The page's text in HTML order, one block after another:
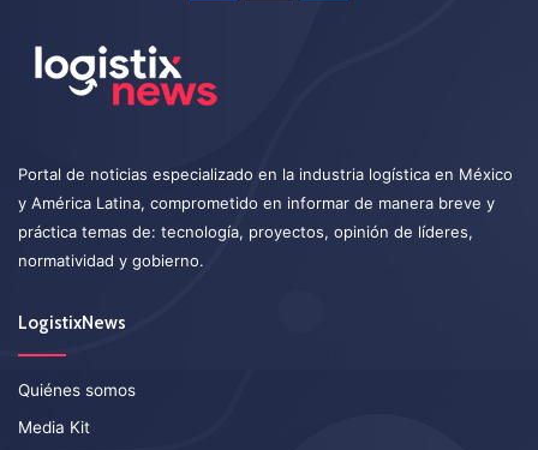
Portal de noticias especializado en la industria logística en México
y América Latina, comprometido en informar de manera breve y
práctica temas de: tecnología, proyectos, opinión de líderes,
normatividad y gobierno.
LogistixNews
Quiénes somos
Media Kit